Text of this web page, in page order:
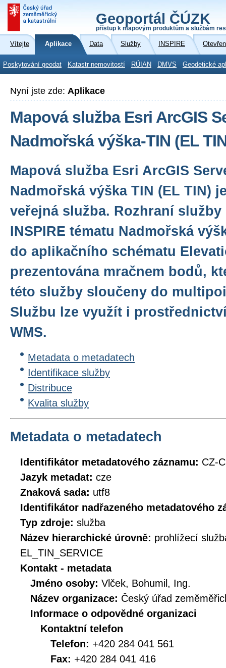
Geoportál ČÚZK
přístup k mapovým produktům a službám
Vítejte Aplikace Data Služby INSPIRE
Poskytování geodat Katastr nemovitostí RÚIAN DMVS Geodetické
Nyní jste zde: Aplikace
Mapová služba Esri ArcGIS
Nadmořská výška-TIN (EL
Mapová služba Esri ArcGIS
Nadmořská výška TIN (EL TIN)
veřejná služba. Rozhraní
INSPIRE tématu Nadmořská
do aplikačního schématu
prezentována mračnem bodů,
této služby sloučeny do
Službu lze využít i
WMS.
Metadata o metadatech
Identifikace služby
Distribuce
Kvalita služby
Metadata o metadatech
Identifikátor metadatového záznamu: CZ-
Jazyk metadat: cze
Znaková sada: utf8
Identifikátor nadřazeného metadatového
Typ zdroje: služba
Název hierarchické úrovně: prohlížecí
EL_TIN_SERVICE
Kontakt - metadata
Jméno osoby: Vlček, Bohumil, Ing.
Název organizace: Český úřad
Informace o odpovědné organizaci
Kontaktní telefon
Telefon: +420 284 041 561
Fax: +420 284 041 416